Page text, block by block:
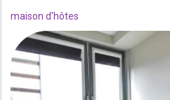
maison d'hôtes